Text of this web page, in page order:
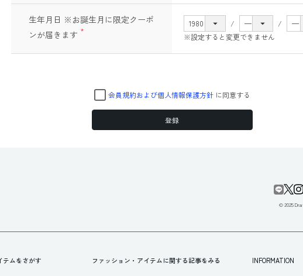
須)
生年月日 ※お誕生月に限定クーポ
ンが届きます
須)
※設定すると変更できません
会員規約および個人情報保護方針 に同意する
登録
© 2025
テムをさがす ファッション・アイテムに関する記事をみる INFORMATION